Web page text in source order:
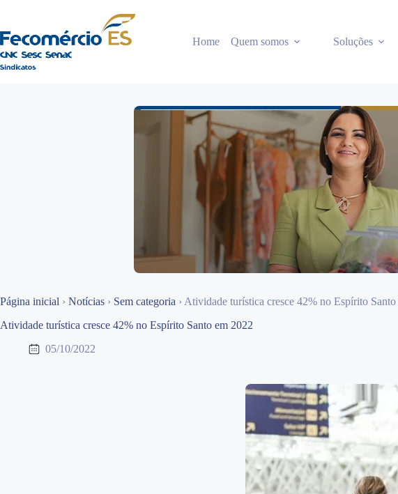
o
conteúdo
Home Quem somos Soluções
Página inicial › Notícias › Sem categoria › Atividade turística cresce 42% no Espírito Santo
Atividade turística cresce 42% no Espírito Santo em 2022
05/10/2022